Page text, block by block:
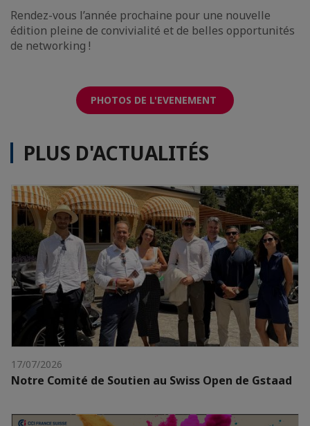
Rendez-vous l’année prochaine pour une nouvelle
édition pleine de convivialité et de belles opportunités
de networking !
PHOTOS DE L'EVENEMENT
PLUS D'ACTUALITÉS
17/07/2026
Notre Comité de Soutien au Swiss Open de Gstaad